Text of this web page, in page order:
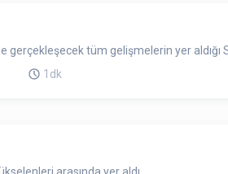
tüm gelişmelerin yer aldığı
1dk